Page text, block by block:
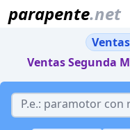
parapente.net
Ventas Segunda
Ventas